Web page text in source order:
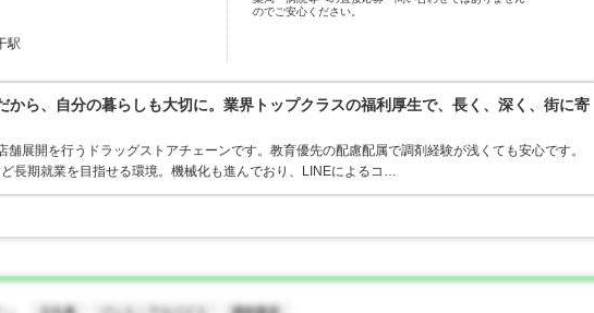
駅
のでご安心ください。
から、自分の暮らしも大切に。業界トップクラスの福利厚生で、長く、深く、街に寄
舗展開を行うドラッグストアチェーンです。教育優先の配慮配属で調剤経験が浅くても安心です。
ど長期就業を目指せる環境。機械化も進んでおり、LINEによるコ…